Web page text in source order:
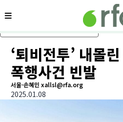
메인 콘텐츠로 건너뛰기
메뉴
‘퇴비전투’ 내몰
폭행사건 빈발
서울-손혜민 xallsl@rfa.org
2025.01.08